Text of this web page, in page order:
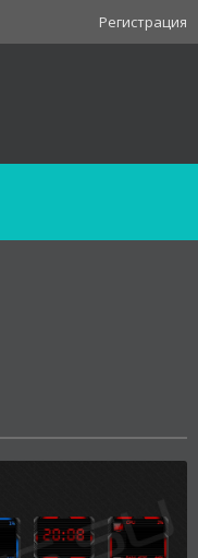
Регистрация